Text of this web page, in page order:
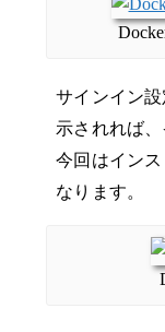
サインイン設
示されれば、
今回はイン
なります。